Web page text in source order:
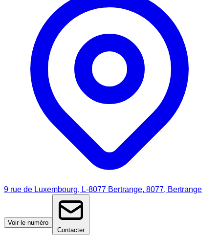
9 rue de Luxembourg, L-8077 Bertrange, 8077, Bertrange
Voir le numéro
Contacter